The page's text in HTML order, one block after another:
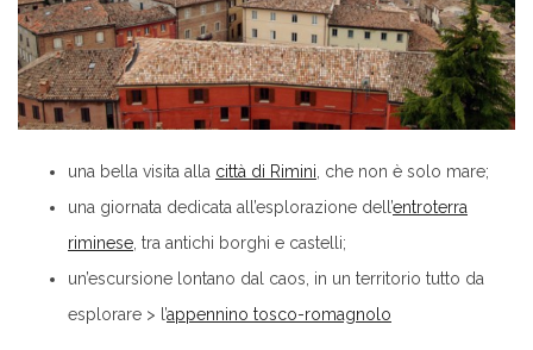
una bella visita alla città di Rimini , che non è solo mare;
una giornata dedicata all’esplorazione dell’entroterra
riminese , tra antichi borghi e castelli;
un’escursione lontano dal caos, in un territorio tutto da
esplorare > l’appennino tosco-romagnolo